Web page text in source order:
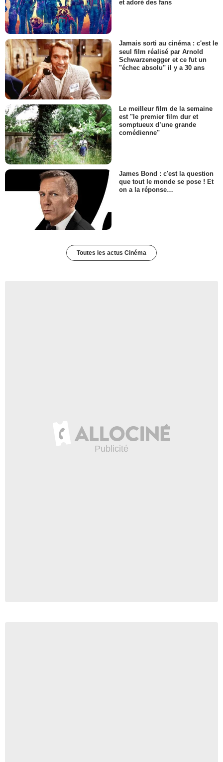
et adoré des fans
Jamais sorti au cinéma : c'est le
seul film réalisé par Arnold
Schwarzenegger et ce fut un
"échec absolu" il y a 30 ans
Le meilleur film de la semaine
est "le premier film dur et
somptueux d’une grande
comédienne"
James Bond : c'est la question
que tout le monde se pose ! Et
on a la réponse…
Toutes les actus Cinéma